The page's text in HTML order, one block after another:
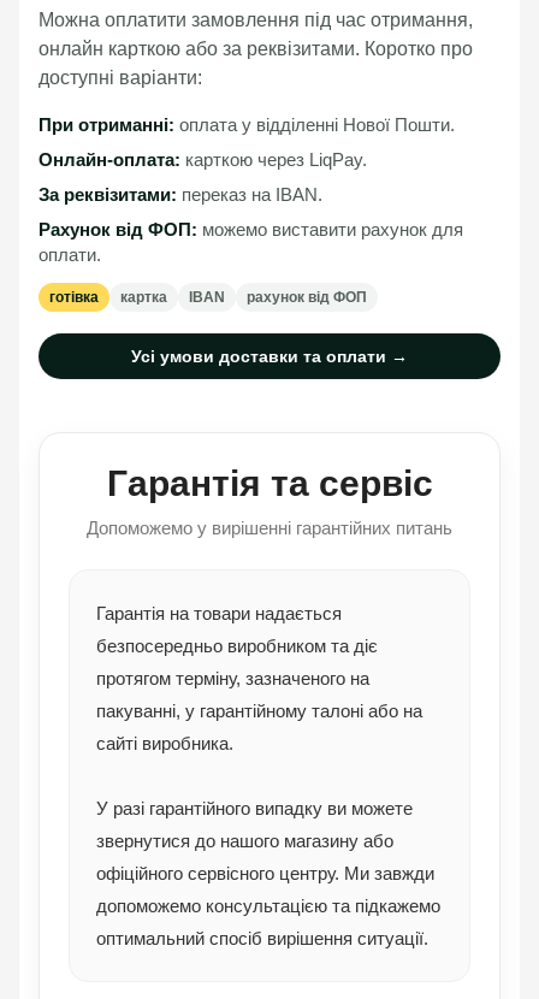
Можна оплатити замовлення під час отримання,
онлайн карткою або за реквізитами. Коротко про
доступні варіанти:
При отриманні: оплата у відділенні Нової Пошти.
Онлайн-оплата: карткою через LiqPay.
За реквізитами: переказ на IBAN.
Рахунок від ФОП: можемо виставити рахунок для
оплати.
готівка картка IBAN рахунок від ФОП
Усі умови доставки та оплати →
Гарантія та сервіс
Допоможемо у вирішенні гарантійних питань
Гарантія на товари надається
безпосередньо виробником та діє
протягом терміну, зазначеного на
пакуванні, у гарантійному талоні або на
сайті виробника.
У разі гарантійного випадку ви можете
звернутися до нашого магазину або
офіційного сервісного центру. Ми завжди
допоможемо консультацією та підкажемо
оптимальний спосіб вирішення ситуації.